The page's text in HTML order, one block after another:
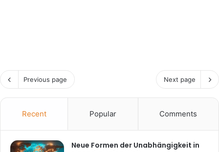
Previous page Next page
Recent Popular Comments
Neue Formen der Unabhängigkeit in